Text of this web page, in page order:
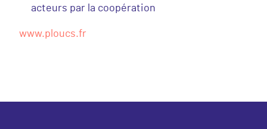
acteurs par la coopération
www.ploucs.fr